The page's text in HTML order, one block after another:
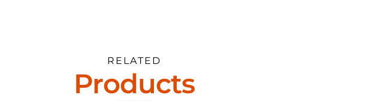
RELATED
Products